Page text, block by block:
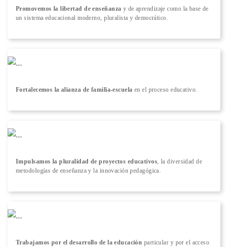
Promovemos la libertad de enseñanza y de aprendizaje como la base de
un sistema educacional moderno, pluralista y democrático.
Fortalecemos la alianza de familia-escuela en el proceso educativo.
Impulsamos la pluralidad de proyectos educativos , la diversidad de
metodologías de enseñanza y la innovación pedagógica.
Trabajamos por el desarrollo de la educación particular y por el acceso